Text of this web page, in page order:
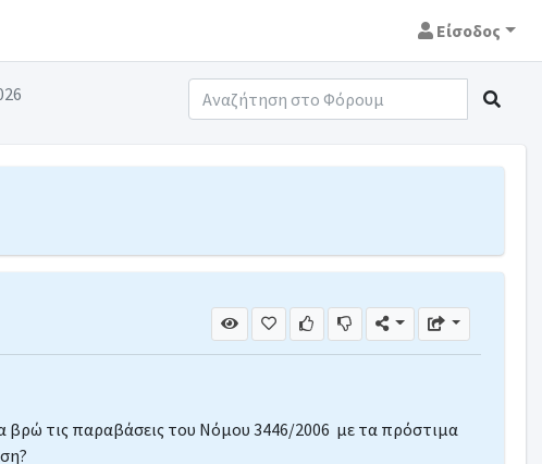
Είσοδος
τις παραβάσεις του Νόμου 3446/2006 με τα πρόστιμα